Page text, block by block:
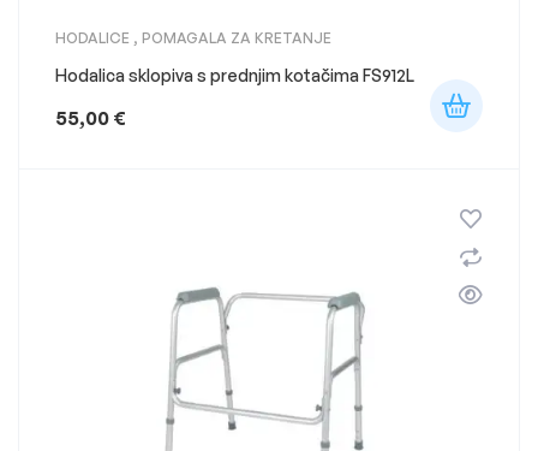
HODALICE , POMAGALA ZA KRETANJE
Hodalica sklopiva s prednjim kotačima FS912L
55,00 €